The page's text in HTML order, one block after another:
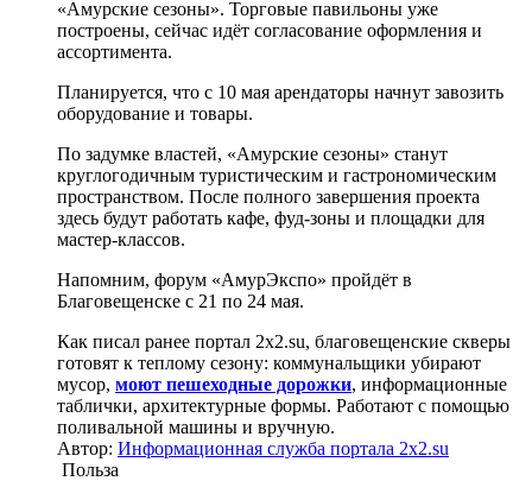
«Амурские сезоны». Торговые павильоны уже
построены, сейчас идёт согласование оформления и
ассортимента.
Планируется, что с 10 мая арендаторы начнут завозить
оборудование и товары.
По задумке властей, «Амурские сезоны» станут
круглогодичным туристическим и гастрономическим
пространством. После полного завершения проекта
здесь будут работать кафе, фуд-зоны и площадки для
мастер-классов.
Напомним, форум «АмурЭкспо» пройдёт в
Благовещенске с 21 по 24 мая.
Как писал ранее портал 2х2.su, благовещенские скверы
готовят к теплому сезону: коммунальщики убирают
мусор, моют пешеходные дорожки, информационные
таблички, архитектурные формы. Работают с помощью
поливальной машины и вручную.
Автор: Информационная служба портала 2x2.su
Польза